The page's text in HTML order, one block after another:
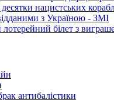
нацистських
з Україною - ЗМІ
білет з